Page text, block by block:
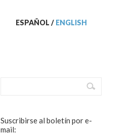
ESPAÑOL / ENGLISH
Suscribirse al boletín por e-
mail: